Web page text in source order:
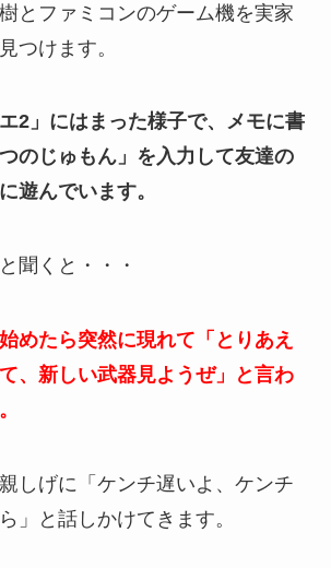
とファミコンのゲーム機を実家
つけます。
2」にはまった様子で、メモに書
のじゅもん」を入力して友達の
遊んでいます。
聞くと・・・
めたら突然に現れて「とりあえ
、新しい武器見ようぜ」と言わ
しげに「ケンチ遅いよ、ケンチ
」と話しかけてきます。